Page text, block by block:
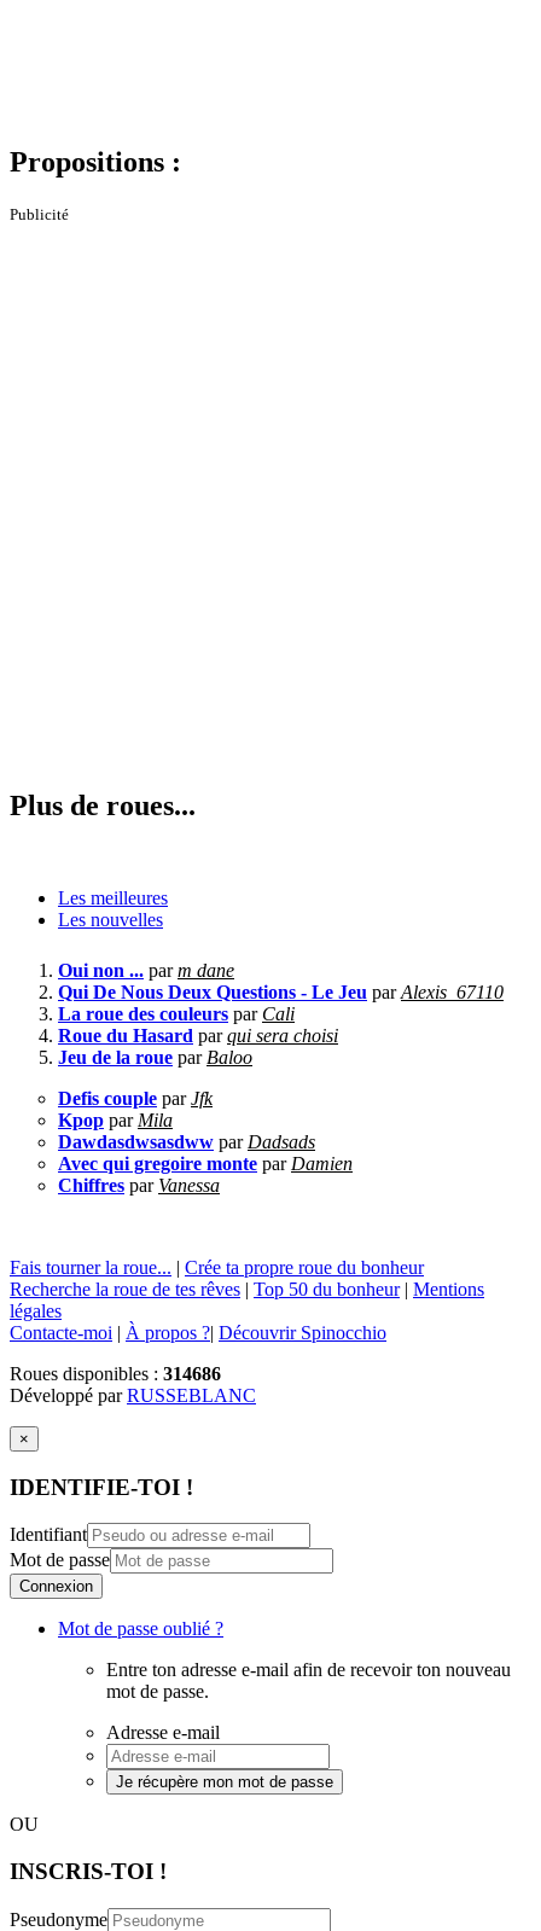
Propositions :
Publicité
Plus de roues...
Les meilleures
Les nouvelles
Oui non ... parm dane
Qui De Nous Deux Questions - Le Jeu parAlexis_67110
La roue des couleurs par Cali
Roue du Hasard parqui sera choisi
Jeu de la roue par Baloo
Defis couple parJfk
Kpop par Mila
Dawdasdwsasdww par Dadsads
Avec qui gregoire monte par Damien
Chiffres par Vanessa
Fais tourner la roue... | Crée ta propre roue du bonheur
Recherche la roue de tes rêves | Top 50 du bonheur| Mentions
légales
Contacte-moi | À propos ?| Découvrir Spinocchio
Roues disponibles : 314686
Développé parRUSSEBLANC
×
IDENTIFIE-TOI !
Identifiant
Mot de passe
Connexion
Mot de passe oublié ?
Entre ton adresse e-mail afin de recevoir ton nouveau
mot de passe.
Adresse e-mail
Je récupère mon mot de passe
OU
INSCRIS-TOI !
Pseudonyme